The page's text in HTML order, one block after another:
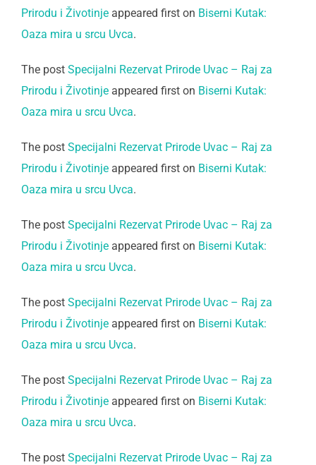
Prirodu i Životinje appeared first on Biserni Kutak:
Oaza mira u srcu Uvca.
The post Specijalni Rezervat Prirode Uvac – Raj za
Prirodu i Životinje appeared first on Biserni Kutak:
Oaza mira u srcu Uvca.
The post Specijalni Rezervat Prirode Uvac – Raj za
Prirodu i Životinje appeared first on Biserni Kutak:
Oaza mira u srcu Uvca.
The post Specijalni Rezervat Prirode Uvac – Raj za
Prirodu i Životinje appeared first on Biserni Kutak:
Oaza mira u srcu Uvca.
The post Specijalni Rezervat Prirode Uvac – Raj za
Prirodu i Životinje appeared first on Biserni Kutak:
Oaza mira u srcu Uvca.
The post Specijalni Rezervat Prirode Uvac – Raj za
Prirodu i Životinje appeared first on Biserni Kutak:
Oaza mira u srcu Uvca.
The post Specijalni Rezervat Prirode Uvac – Raj za